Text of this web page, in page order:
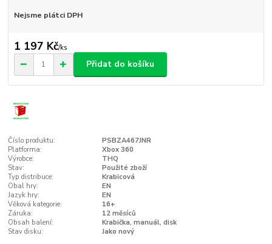
Nejsme plátci DPH
1 197 Kč/ks
Přidat do košíku
Číslo produktu:
PSBZA467JNR
Platforma:
Xbox 360
Výrobce:
THQ
Stav:
Použité zboží
Typ distribuce:
Krabicová
Obal hry:
EN
Jazyk hry:
EN
Věková kategorie:
16+
Záruka:
12 měsíců
Obsah balení:
Krabička, manuál, disk
Stav disku:
Jako nový